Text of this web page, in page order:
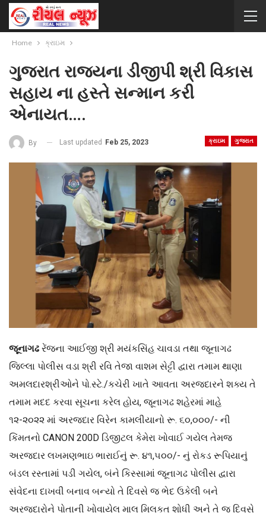
Home ક્રાઇમ
ગુજરાત રાજ્યના ડીજીપી શ્રી વિકાસ
સહાય ના હસ્તે સન્માન કરી
એનાયત….
ક્રાઇમ ગુજરાત
By Last updated Feb 25, 2023
જૂનાગઢ રેંજના આઈજી શ્રી મયંકસિંહ ચાવડા તથા જૂનાગઢ
જિલ્લા પોલીસ વડા શ્રી રવિ તેજા વાશમ સેટ્ટી દ્વારા તમામ થાણા
અમલદારશ્રીઓને પો.સ્ટે./કચેરી ખાતે આવતા અરજદારને શક્ય તે
તમામ મદદ કરવા સૂચના કરેલ હોય, જૂનાગઢ શહેરમાં માહે
૧૨-૨૦૨૨ માં અરજદાર વિરેન કામલીયાનો રૂ. ૬૦,૦૦૦/- ની
કિંમતનો CANON 200D ડિજીટલ કેમેરા ખોવાઈ ગયેલ તેમજ
અરજદાર લખમણભાઇ ભારાઈનું રૂ. ૪૧,૫૦૦/- નું રોકડ રૂપિયાનું
બંડલ રસ્તામાં પડી ગયેલ, બંને કિસ્સામાં જૂનાગઢ પોલીસ દ્વારા
સંવેદના દાખવી બનાવ બન્યો તે દિવસે જ ભેદ ઉકેલી બને
અરજદારોને પોતાની ખોવાયેલ માલ મિલકત શોધી અને તે જ દિવસે